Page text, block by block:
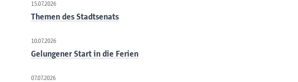
15.07.2026
Themen des Stadtsenats
10.07.2026
Gelungener Start in die Ferien
07.07.2026